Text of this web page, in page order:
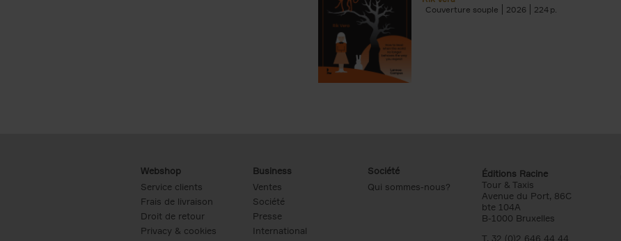
Couverture souple
2026 224
Webshop
Service clients
Frais de livraison
Droit de retour
Privacy & cookies
Business
Ventes
Société
Presse
International
Société
Qui sommes-nous?
Éditions Racine
Tour & Taxis
Avenue du Port, 86C
bte 104A
B-1000 Bruxelles
T. 32 (0)2 646 44 44